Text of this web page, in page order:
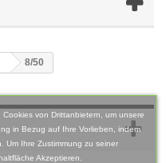
8/50
von Drittanbietern, um unsere
in Bezug auf Ihre Vorlieben, indem
Um Ihre Zustimmung zu seiner
Akzeptieren.